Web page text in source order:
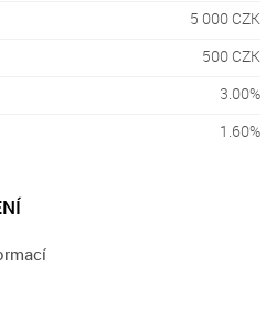
5 000 CZK
500 CZK
3.00%
1.60%